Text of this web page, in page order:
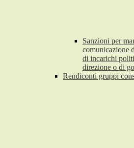
Sanzioni per
comunicazione
di incarichi
direzione o di
Rendiconti gruppi